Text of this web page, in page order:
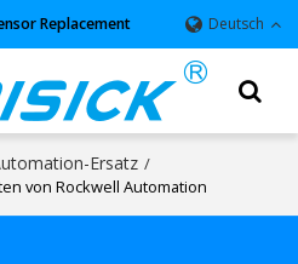
Replacement Deutsch
Ersatz /
von Rockwell Automation